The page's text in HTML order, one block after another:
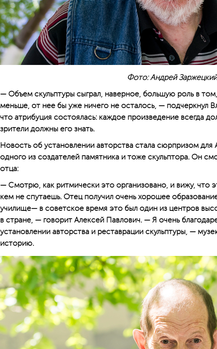
Фото: Андрей Заржецкий
— Объем скульп­туры сыграл, наверное, большую роль в
меньше, от нее бы уже ничего не осталось, — подчеркнул
что атрибуция состоялась: каждое произведение всегда
зрители должны его знать.
Новость об установлении авторства стала сюрпризом для
одного из создателей памятника и тоже скульптора. Он
отца:
— Смотрю, как ритмически это организовано, и вижу, что
кем не спутаешь. Отец получил очень хорошее
училище— в советское время это был один из центров
в стране, — говорит Алексей Павлович. — Я очень
установлении авторства и реставрации скульптуры, —
историю.